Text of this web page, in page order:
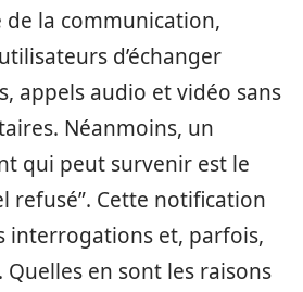
de la communication,
d’échanger
appels audio et vidéo sans
Néanmoins, un
qui peut survenir est le
refusé”. Cette notification
interrogations et, parfois,
en sont les raisons